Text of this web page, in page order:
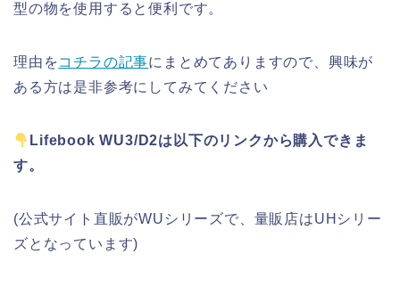
型の物を使用すると便利です。
理由をコチラの記事にまとめてありますので、興味が
ある方は是非参考にしてみてください
Lifebook WU3/D2は以下のリンクから購入できま
す。
(公式サイト直販がWUシリーズで、量販店はUHシリー
ズとなっています)